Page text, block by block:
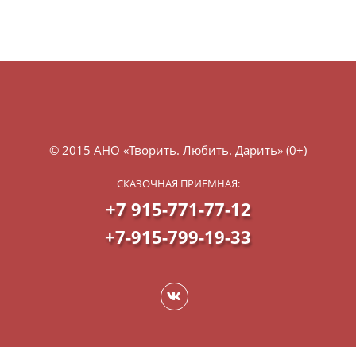
© 2015 АНО «Творить. Любить. Дарить» (0+)
СКАЗОЧНАЯ ПРИЕМНАЯ:
+7 915-771-77-12
+7-915-799-19-33